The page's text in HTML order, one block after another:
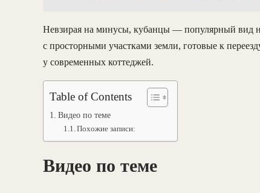
Невзирая на минусы, кубанцы — популярный вид
с просторными участками земли, готовые к
у современных коттеджей.
Table of Contents
Видео по теме
Похожие записи:
Видео по теме